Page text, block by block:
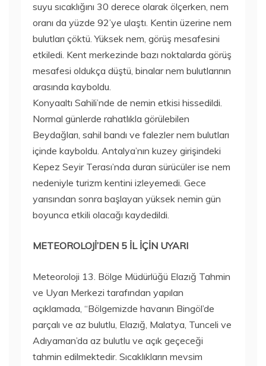
suyu sıcaklığını 30 derece olarak ölçerken, nem
oranı da yüzde 92’ye ulaştı. Kentin üzerine nem
bulutları çöktü. Yüksek nem, görüş mesafesini
etkiledi. Kent merkezinde bazı noktalarda görüş
mesafesi oldukça düştü, binalar nem bulutlarının
arasında kayboldu.
Konyaaltı Sahili’nde de nemin etkisi hissedildi.
Normal günlerde rahatlıkla görülebilen
Beydağları, sahil bandı ve falezler nem bulutları
içinde kayboldu. Antalya’nın kuzey girişindeki
Kepez Seyir Terası’nda duran sürücüler ise nem
nedeniyle turizm kentini izleyemedi. Gece
yarısından sonra başlayan yüksek nemin gün
boyunca etkili olacağı kaydedildi.
METEOROLOJİ’DEN 5 İL İÇİN UYARI
Meteoroloji 13. Bölge Müdürlüğü Elazığ Tahmin
ve Uyarı Merkezi tarafından yapılan
açıklamada, “Bölgemizde havanın Bingöl’de
parçalı ve az bulutlu, Elazığ, Malatya, Tunceli ve
Adıyaman’da az bulutlu ve açık geçeceği
tahmin edilmektedir. Sıcaklıkların mevsim